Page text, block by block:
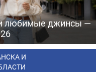
любимые джинсы —
И